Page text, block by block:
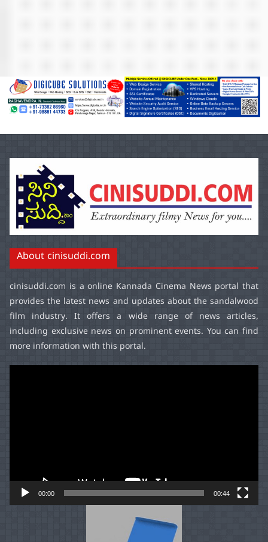
About cinisuddi.com
cinisuddi.com is a online Kannada Cinema News portal that
provides the latest news and updates about the sandalwood
film industry. It offers a wide range of news articles,
including exclusive news on prominent events. You can find
more information with this portal.
00:00 00:44